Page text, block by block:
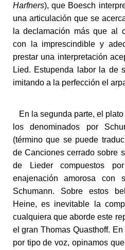
Harfners), que Boesch
una articulación que se
la declamación más que al
con la imprescindible y
prestar una interpretación
Lied. Estupenda labor la de
imitando a la perfección el
En la segunda parte, el
los denominados por
(término que se puede
de Canciones cerrado sobre
de Lieder compuestos
enajenación amorosa con
Schumann. Sobre estos
Heine, es inevitable la
cualquiera que aborde este
el gran Thomas Quasthoff.
por tipo de voz, opinamos